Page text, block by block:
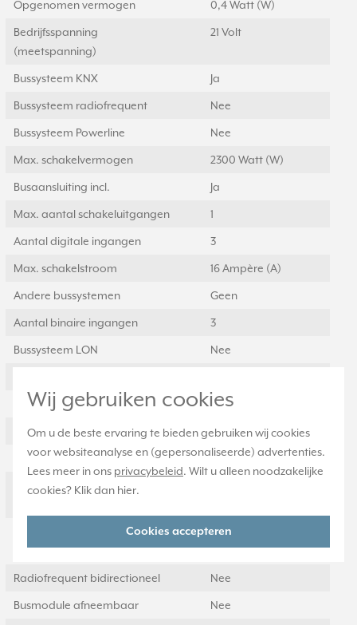
Wij gebruiken cookies
Om u de beste ervaring te bieden gebruiken wij cookies
voor websiteanalyse en (gepersonaliseerde) advertenties.
Lees meer in ons privacybeleid. Wilt u alleen noodzakelijke
cookies? Klik dan hier.
Cookies accepteren
Opgenomen vermogen 0,4 Watt (W)
Bedrijfsspanning
(meetspanning)
21 Volt
Bussysteem KNX Ja
Bussysteem radiofrequent Nee
Bussysteem Powerline Nee
Max. schakelvermogen 2300 Watt (W)
Busaansluiting incl. Ja
Max. aantal schakeluitgangen 1
Aantal digitale ingangen 3
Max. schakelstroom 16 Ampère (A)
Andere bussystemen Geen
Aantal binaire ingangen 3
Bussysteem LON Nee
Meerdere fasen aan te sluiten Nee
Manuele bediening Nee
Met LED indicatie Nee
Modulaire
(radiofrequent)
Nee
Radiofrequent bidirectioneel Nee
Busmodule afneembaar Nee